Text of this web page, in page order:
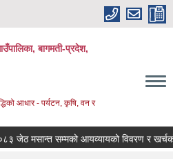
बागमती-प्रदेश,
आधार - पर्यटन, कृषि, वन र
मसान्त सम्मको आयव्यायको विवरण र खर्चको